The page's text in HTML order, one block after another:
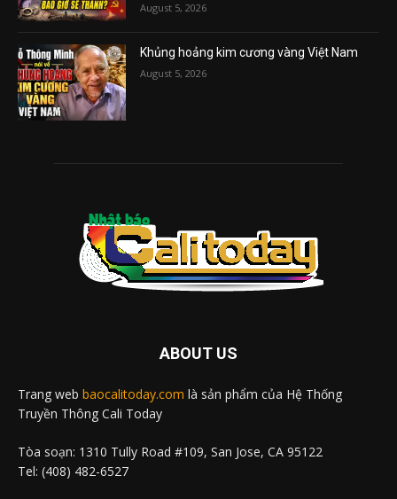
August 5, 2026
Khủng hoảng kim cương vàng Việt Nam
August 5, 2026
ABOUT US
Trang web baocalitoday.com là sản phẩm của Hệ Thống
Truyền Thông Cali Today
Tòa soạn: 1310 Tully Road #109, San Jose, CA 95122
Tel: (408) 482-6527